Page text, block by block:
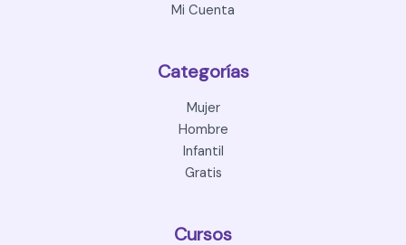
Mi Cuenta
Categorías
Mujer
Hombre
Infantil
Gratis
Cursos